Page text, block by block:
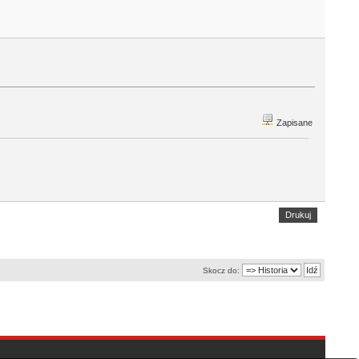
Zapisane
Drukuj
Skocz do: